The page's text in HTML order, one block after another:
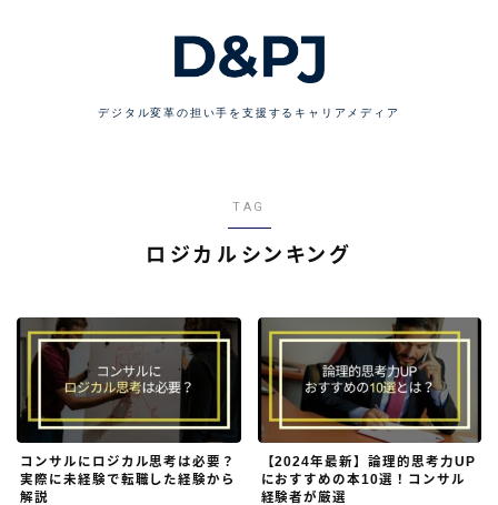
デジタル変革の担い手を支援するキャリアメディア
TAG
ロジカルシンキング
コンサルにロジカル思考は必要？
実際に未経験で転職した経験から
解説
【2024年最新】論理的思考力UP
におすすめの本10選！コンサル
経験者が厳選